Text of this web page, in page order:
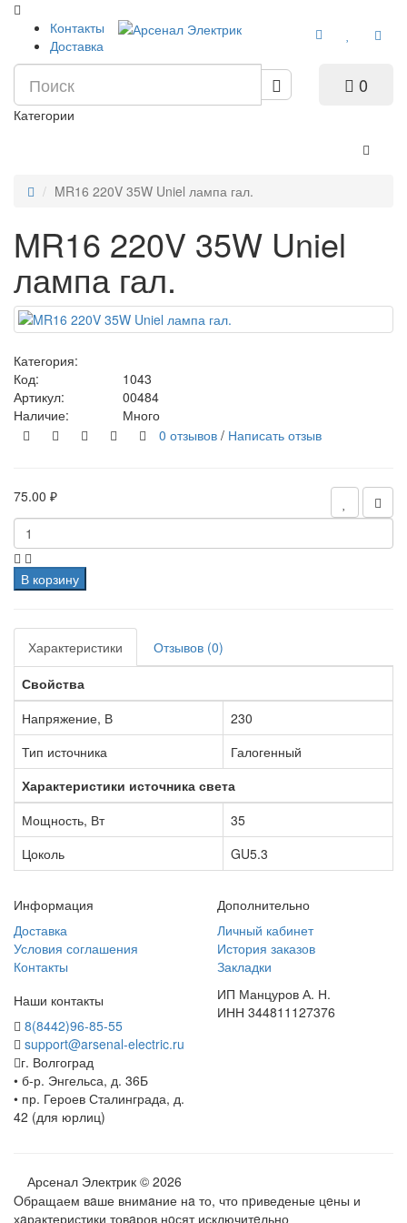
Контакты
Доставка
0
Категории
MR16 220V 35W Uniel лампа гал.
MR16 220V 35W Uniel
лампа гал.
Категория:
Код:
1043
Артикул:
00484
Наличие:
Много
0 отзывов / Написать отзыв
75.00 ₽
В корзину
Характеристики
Отзывов (0)
Свойства
Напряжение, В
230
Тип источника
Галогенный
Характеристики источника света
Мощность, Вт
35
Цоколь
GU5.3
Информация
Доставка
Условия соглашения
Контакты
Дополнительно
Личный кабинет
История заказов
Закладки
Наши контакты
8(8442)96-85-55
support@arsenal-electric.ru
г. Волгоград
• б-р. Энгельса, д. 36Б
• пр. Героев Сталинграда, д.
42 (для юрлиц)
ИП Манцуров А. Н.
ИНН 344811127376
Арсенал Электрик © 2026
Oбращаем вaше внимaние нa то, что пpиведеные цeны и
хaрактеристики товaров нoсят исключитeльно